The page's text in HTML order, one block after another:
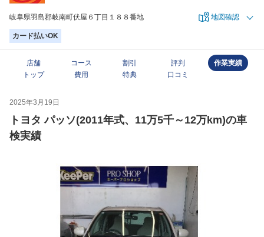
岐阜県羽島郡岐南町伏屋６丁目１８８番地 地図確認
カード払いOK
店舗
トップ
コース
費用
割引
特典
評判
口コミ
作業実績
2025年3月19日
トヨタ パッソ(2011年式、11万5千～12万km)の車
検実績